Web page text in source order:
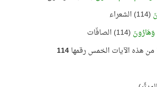
(114) الشعراء
(114) الصافّات
من هذه الآيات الخمس رقمها114